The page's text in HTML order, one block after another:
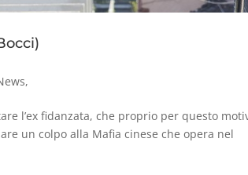
,
l’ex fidanzata, che proprio per questo
un colpo alla Mafia cinese che opera nel